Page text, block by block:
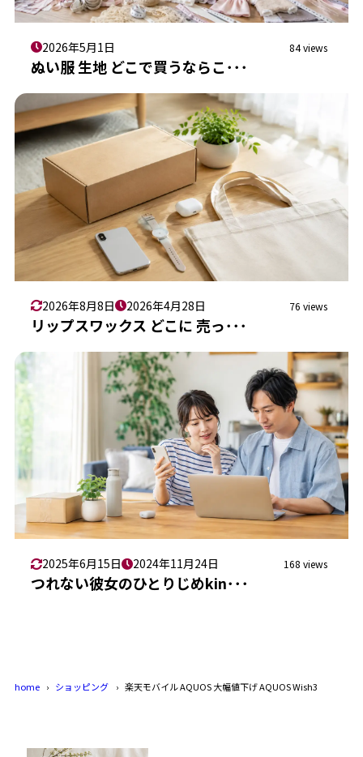
2026年5月1日 84 views
ぬい服 生地 どこで買うならこ･･･
2026年8月8日 2026年4月28日 76 views
リップスワックス どこに 売っ･･･
2025年6月15日 2024年11月24日 168 views
つれない彼女のひとりじめkin･･･
home ショッピング 楽天モバイル AQUOS 大幅値下げ AQUOS Wish3